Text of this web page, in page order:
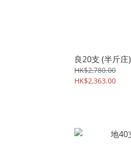
良20支 (半斤庄)
HK$2,780.00
HK$2,363.00